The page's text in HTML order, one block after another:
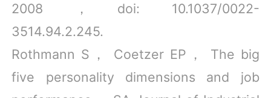
2008 ，doi: 10.1037/0022-
3514.94.2.245.
Rothmann S， Coetzer EP， The big
five personality dimensions and job